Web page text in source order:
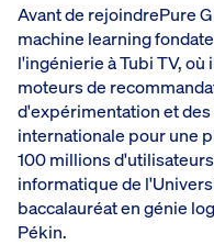
Avant de rejoindrePure
machine learning
l'ingénierie à Tubi TV,
moteurs de
d'expérimentation et
internationale pour une
100 millions
informatique de
baccalauréat en génie
Pékin.